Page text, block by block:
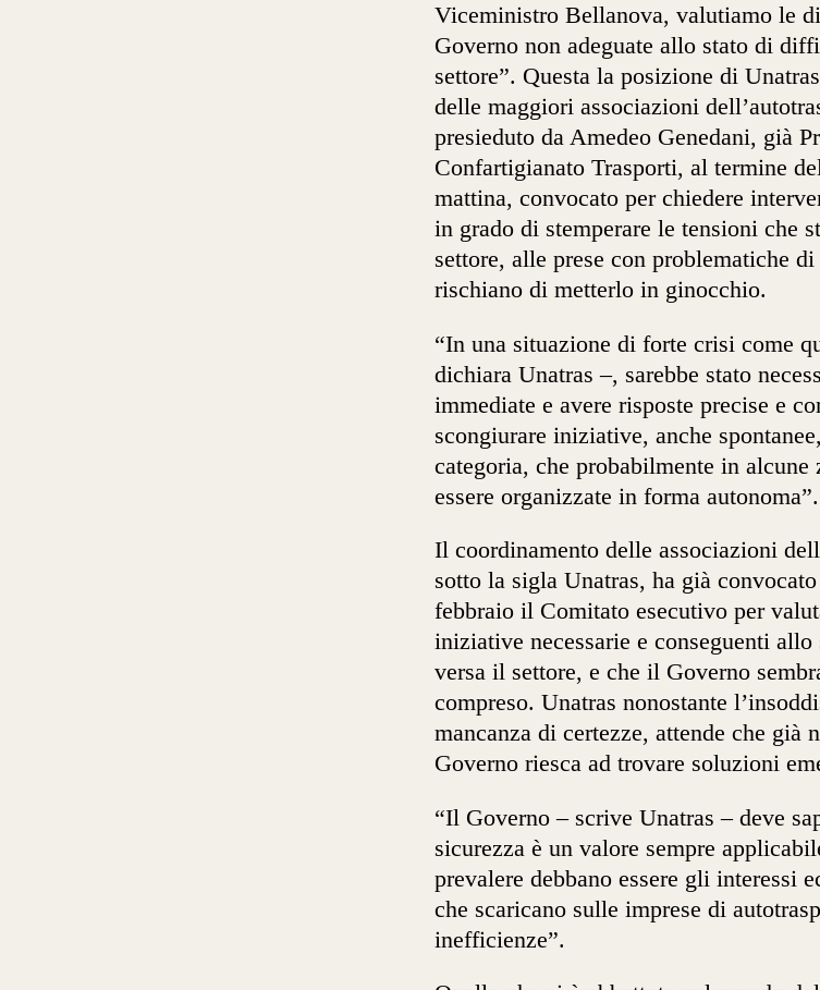
Viceministro Bellanova, valutiamo le
Governo non adeguate allo stato di
settore”. Questa la posizione di
delle maggiori associazioni
presieduto da Amedeo Genedani, già
Confartigianato Trasporti, al termine
mattina, convocato per chiedere
in grado di stemperare le tensioni che
settore, alle prese con problematiche
rischiano di metterlo in ginocchio.
“In una situazione di forte crisi come
dichiara Unatras –, sarebbe stato
immediate e avere risposte precise e
scongiurare iniziative, anche
categoria, che probabilmente in alcune
essere organizzate in forma autonoma”.
Il coordinamento delle associazioni
sotto la sigla Unatras, ha già
febbraio il Comitato esecutivo per
iniziative necessarie e conseguenti
versa il settore, e che il Governo
compreso. Unatras nonostante
mancanza di certezze, attende che già
Governo riesca ad trovare soluzioni
“Il Governo – scrive Unatras – deve
sicurezza è un valore sempre
prevalere debbano essere gli interessi
che scaricano sulle imprese di
inefficienze”.